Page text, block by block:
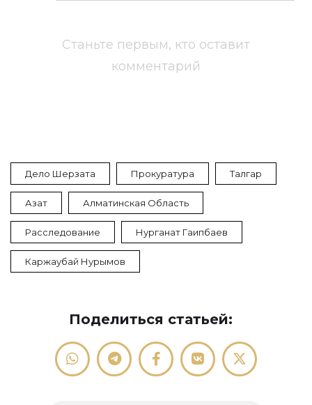
Станьте первым, кто оставит
комментарий
Дело Шерзата Прокуратура Талгар
Азат Алматинская Область
Расследование Нурганат Гаипбаев
Каржаубай Нурымов
Поделиться статьей: